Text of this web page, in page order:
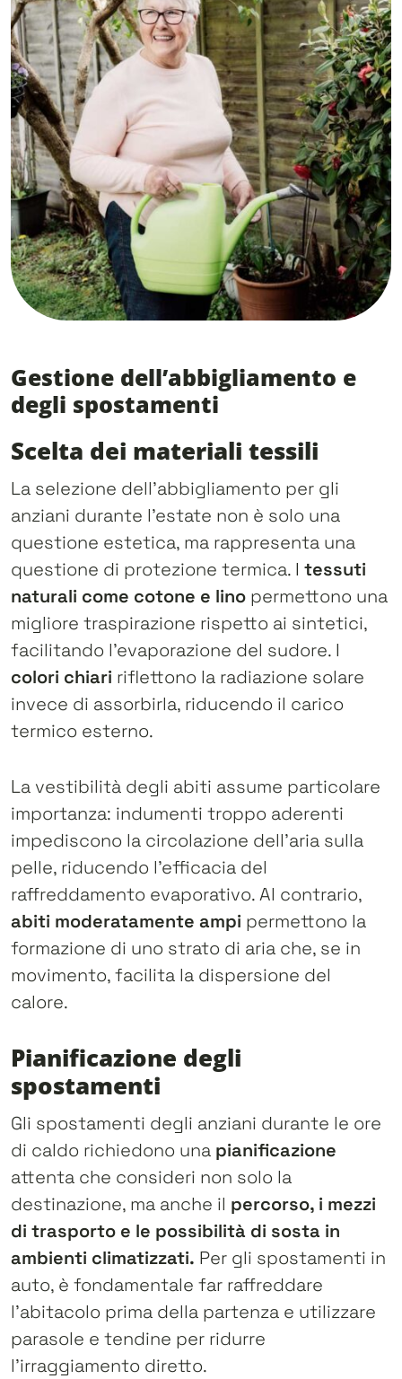
Gestione dell’abbigliamento e
degli spostamenti
Scelta dei materiali tessili
La selezione dell’abbigliamento per gli
anziani durante l’estate non è solo una
questione estetica, ma rappresenta una
questione di protezione termica. I tessuti
naturali come cotone e lino permettono una
migliore traspirazione rispetto ai sintetici,
facilitando l’evaporazione del sudore. I
colori chiari riflettono la radiazione solare
invece di assorbirla, riducendo il carico
termico esterno.
La vestibilità degli abiti assume particolare
importanza: indumenti troppo aderenti
impediscono la circolazione dell’aria sulla
pelle, riducendo l’efficacia del
raffreddamento evaporativo. Al contrario,
abiti moderatamente ampi permettono la
formazione di uno strato di aria che, se in
movimento, facilita la dispersione del
calore.
Pianificazione degli
spostamenti
Gli spostamenti degli anziani durante le ore
di caldo richiedono una pianificazione
attenta che consideri non solo la
destinazione, ma anche il percorso, i mezzi
di trasporto e le possibilità di sosta in
ambienti climatizzati. Per gli spostamenti in
auto, è fondamentale far raffreddare
l’abitacolo prima della partenza e utilizzare
parasole e tendine per ridurre
l’irraggiamento diretto.